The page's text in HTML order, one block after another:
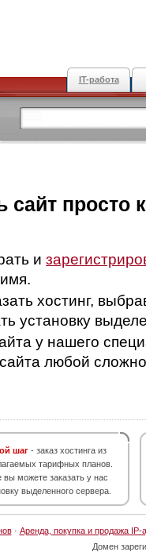
IT-работа
сайт просто
и
хостинг,
установку
у нашего
любой
шаг - заказ хостинга из
тарифных планов.
вы можете заказать у нас
выделенного сервера.
· Аренда, покупка и продажа IP-
Домен